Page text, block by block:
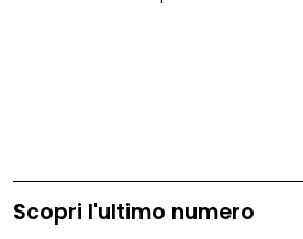
Scopri l'ultimo numero